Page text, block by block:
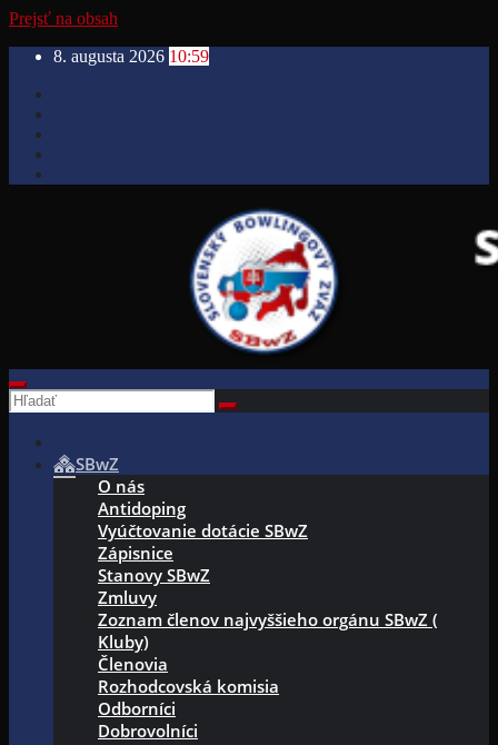
Prejsť na obsah
8. augusta 2026 10:59
SBwZ
O nás
Antidoping
Vyúčtovanie dotácie SBwZ
Zápisnice
Stanovy SBwZ
Zmluvy
Zoznam členov najvyššieho orgánu SBwZ (
Kluby)
Členovia
Rozhodcovská komisia
Odborníci
Dobrovolníci